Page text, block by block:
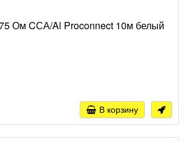
Ом CСА/Al Proconnect 10м белый
В корзину